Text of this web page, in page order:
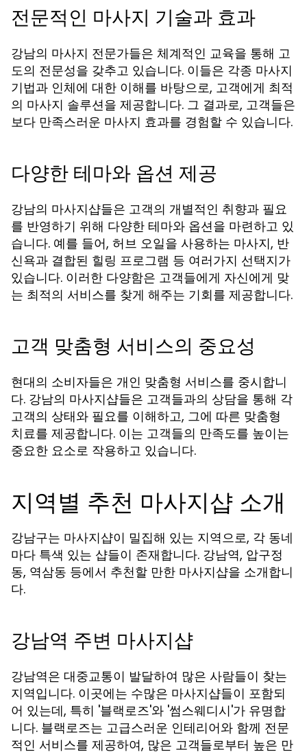
전문적인 마사지 기술과 효과
강남의 마사지 전문가들은 체계적인 교육을 통해 고
도의 전문성을 갖추고 있습니다. 이들은 각종 마사지
기법과 인체에 대한 이해를 바탕으로, 고객에게 최적
의 마사지 솔루션을 제공합니다. 그 결과로, 고객들은
보다 만족스러운 마사지 효과를 경험할 수 있습니다.
다양한 테마와 옵션 제공
강남의 마사지샵들은 고객의 개별적인 취향과 필요
를 반영하기 위해 다양한 테마와 옵션을 마련하고 있
습니다. 예를 들어, 허브 오일을 사용하는 마사지, 반
신욕과 결합된 힐링 프로그램 등 여러가지 선택지가
있습니다. 이러한 다양함은 고객들에게 자신에게 맞
는 최적의 서비스를 찾게 해주는 기회를 제공합니다.
고객 맞춤형 서비스의 중요성
현대의 소비자들은 개인 맞춤형 서비스를 중시합니
다. 강남의 마사지샵들은 고객들과의 상담을 통해 각
고객의 상태와 필요를 이해하고, 그에 따른 맞춤형
치료를 제공합니다. 이는 고객들의 만족도를 높이는
중요한 요소로 작용하고 있습니다.
지역별 추천 마사지샵 소개
강남구는 마사지샵이 밀집해 있는 지역으로, 각 동네
마다 특색 있는 샵들이 존재합니다. 강남역, 압구정
동, 역삼동 등에서 추천할 만한 마사지샵을 소개합니
다.
강남역 주변 마사지샵
강남역은 대중교통이 발달하여 많은 사람들이 찾는
지역입니다. 이곳에는 수많은 마사지샵들이 포함되
어 있는데, 특히 '블랙로즈'와 '썸스웨디시'가 유명합
니다. 블랙로즈는 고급스러운 인테리어와 함께 전문
적인 서비스를 제공하여, 많은 고객들로부터 높은 만